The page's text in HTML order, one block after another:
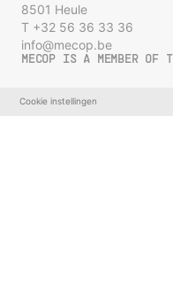
8501 Heule
T +32 56 36 33 36
info@mecop.be
MECOP IS A MEMBER OF
Cookie instellingen